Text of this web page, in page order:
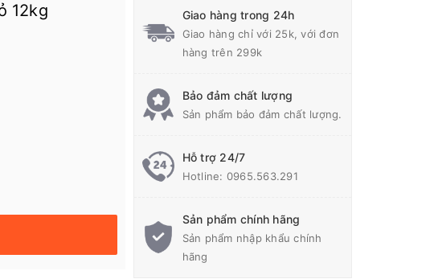
12kg Giao hàng trong 24h
Giao hàng chỉ với 25k, với đơn
hàng trên 299k
Bảo đảm chất lượng
Sản phẩm bảo đảm chất lượng.
Hỗ trợ 24/7
Hotline: 0965.563.291
Sản phẩm chính hãng
Sản phẩm nhập khẩu chính
hãng